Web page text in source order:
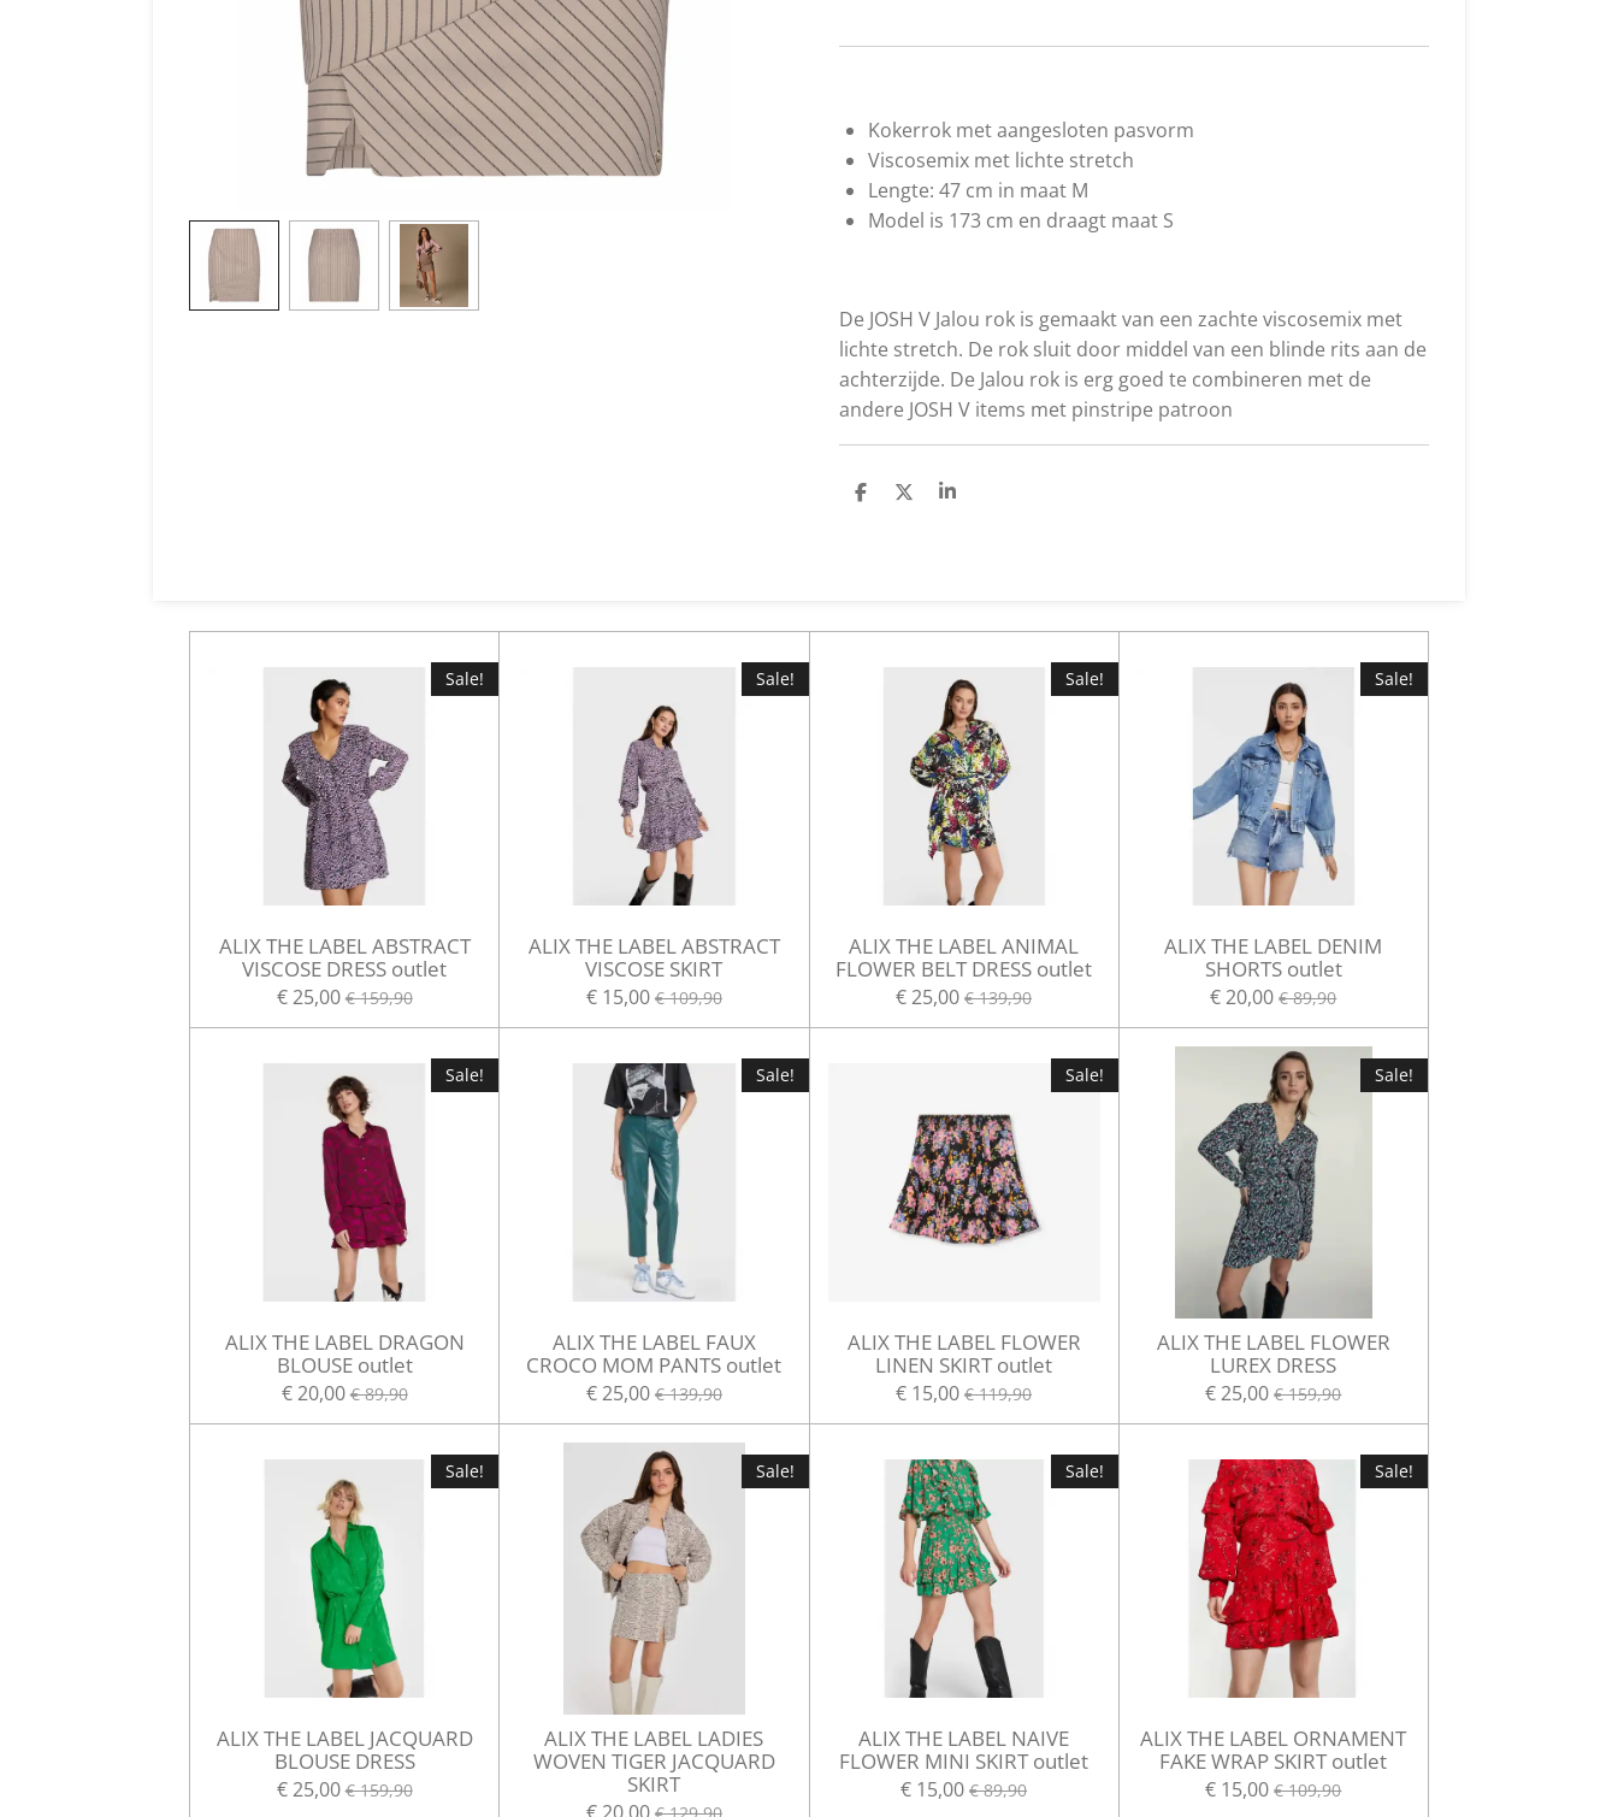
Kokerrok met aangesloten pasvorm
Viscosemix met lichte stretch
Lengte: 47 cm in maat M
Model is 173 cm en draagt maat S
De JOSH V Jalou rok is gemaakt van een zachte viscosemix met
lichte stretch. De rok sluit door middel van een blinde rits aan de
achterzijde. De Jalou rok is erg goed te combineren met de
andere JOSH V items met pinstripe patroon
D
D
S
Sale!
ALIX THE LABEL ABSTRACT
VISCOSE DRESS outlet
€ 25,00 € 159,90
Sale!
ALIX THE LABEL ABSTRACT
VISCOSE SKIRT
€ 15,00 € 109,90
Sale!
ALIX THE LABEL ANIMAL
FLOWER BELT DRESS outlet
€ 25,00 € 139,90
Sale!
ALIX THE LABEL DENIM
SHORTS outlet
€ 20,00 € 89,90
Sale!
ALIX THE LABEL DRAGON
BLOUSE outlet
€ 20,00 € 89,90
Sale!
ALIX THE LABEL FAUX
CROCO MOM PANTS outlet
€ 25,00 € 139,90
Sale!
ALIX THE LABEL FLOWER
LINEN SKIRT outlet
€ 15,00 € 119,90
Sale!
ALIX THE LABEL FLOWER
LUREX DRESS
€ 25,00 € 159,90
Sale!
ALIX THE LABEL JACQUARD
BLOUSE DRESS
€ 25,00 € 159,90
Sale!
ALIX THE LABEL LADIES
WOVEN TIGER JACQUARD
SKIRT
Sale!
ALIX THE LABEL NAIVE
FLOWER MINI SKIRT outlet
€ 15,00 € 89,90
Sale!
ALIX THE LABEL ORNAMENT
FAKE WRAP SKIRT outlet
€ 15,00 € 109,90